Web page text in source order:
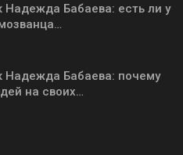
Надежда Бабаева: есть ли у
Надежда Бабаева: почему
на своих…